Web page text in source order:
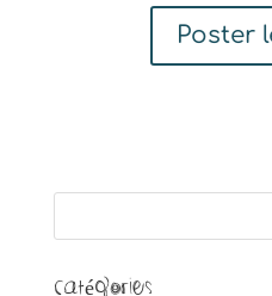
Catégories